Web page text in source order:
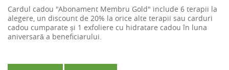
Cardul cadou "Abonament Membru Gold" include 6 terapii la
alegere, un discount de 20% la orice alte terapii sau carduri
cadou cumparate și 1 exfoliere cu hidratare cadou în luna
aniversară a beneficiarului.